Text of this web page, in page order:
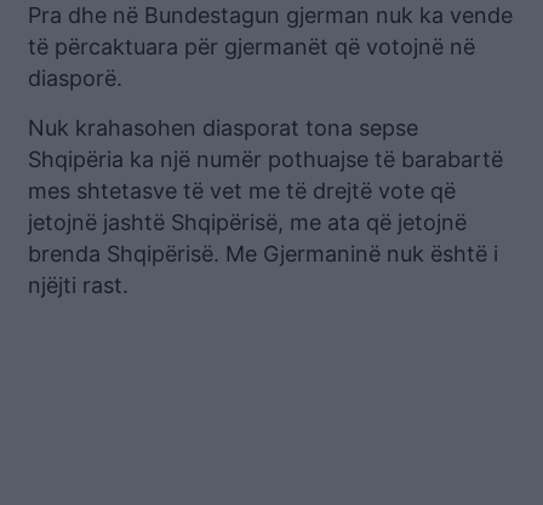
Pra dhe në Bundestagun gjerman nuk ka vende
të përcaktuara për gjermanët që votojnë në
diasporë.
Nuk krahasohen diasporat tona sepse
Shqipëria ka një numër pothuajse të barabartë
mes shtetasve të vet me të drejtë vote që
jetojnë jashtë Shqipërisë, me ata që jetojnë
brenda Shqipërisë. Me Gjermaninë nuk është i
njëjti rast.